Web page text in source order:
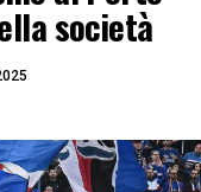
società